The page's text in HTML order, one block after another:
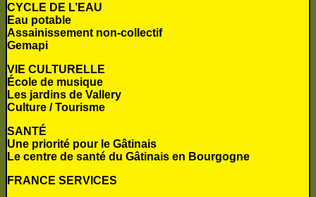
CYCLE DE L’EAU
Eau potable
Assainissement non-collectif
Gemapi
VIE CULTURELLE
École de musique
Les jardins de Vallery
Culture / Tourisme
SANTÉ
Une priorité pour le Gâtinais
Le centre de santé du Gâtinais en Bourgogne
FRANCE SERVICES